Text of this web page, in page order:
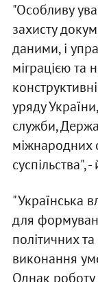
"Особливу
захисту
даними, і
міграцією та
уряду
служби,
міжнародних
суспільства",
"Українська
для
політичних
виконання
Однак